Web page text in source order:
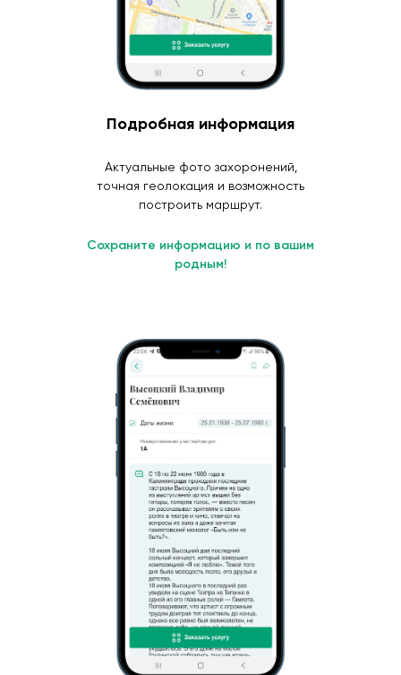
Подробная информация
Актуальные фото захоронений,
точная геолокация и возможность
построить маршрут.
Сохраните информацию и по вашим
родным!